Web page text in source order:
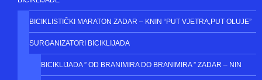
“CRITERIUM BIBINJE-2020”
UTRKE
DALMATIA OPEN – NIN
VELIKA NAGRADA 1.SVIBNJA